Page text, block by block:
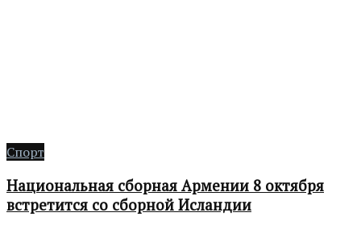
Спорт
Национальная сборная Армении 8 октября
встретится со сборной Исландии